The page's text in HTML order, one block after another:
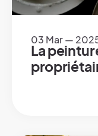
03 Mar —
La